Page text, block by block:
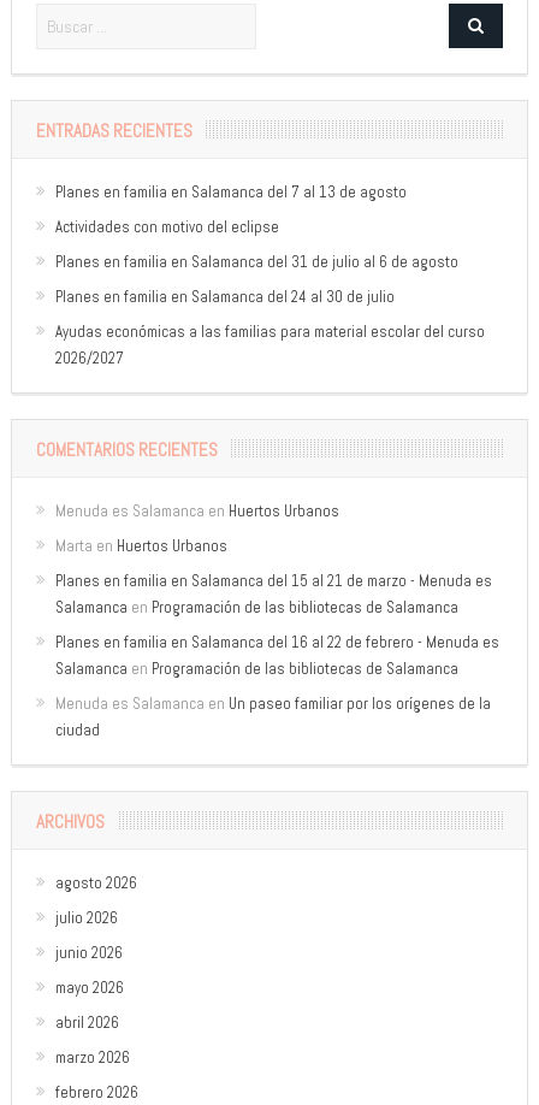
ENTRADAS RECIENTES
Planes en familia en Salamanca del 7 al 13 de agosto
Actividades con motivo del eclipse
Planes en familia en Salamanca del 31 de julio al 6 de agosto
Planes en familia en Salamanca del 24 al 30 de julio
Ayudas económicas a las familias para material escolar del curso
2026/2027
COMENTARIOS RECIENTES
Menuda es Salamanca en Huertos Urbanos
Marta en Huertos Urbanos
Planes en familia en Salamanca del 15 al 21 de marzo - Menuda es
Salamanca en Programación de las bibliotecas de Salamanca
Planes en familia en Salamanca del 16 al 22 de febrero - Menuda es
Salamanca en Programación de las bibliotecas de Salamanca
Menuda es Salamanca en Un paseo familiar por los orígenes de la
ciudad
ARCHIVOS
agosto 2026
julio 2026
junio 2026
mayo 2026
abril 2026
marzo 2026
febrero 2026